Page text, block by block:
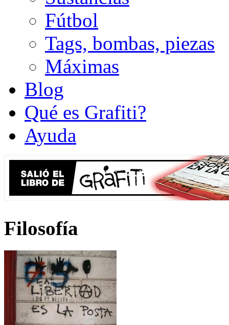
Fútbol
Tags, bombas, piezas
Máximas
Blog
Qué es Grafiti?
Ayuda
Filosofía